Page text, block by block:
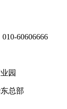
60606666
园
总部